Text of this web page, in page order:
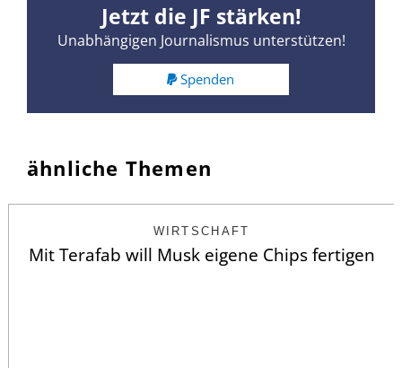
Jetzt die JF stärken!
Unabhängigen Journalismus unterstützen!
Spenden
ähnliche Themen
WIRTSCHAFT
Mit Terafab will Musk eigene Chips fertigen